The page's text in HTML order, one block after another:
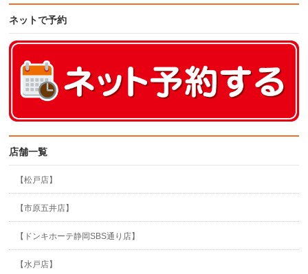
ネットで予約
店舗一覧
【松戸店】
【市原五井店】
【ドンキホーテ静岡SBS通り店】
【水戸店】